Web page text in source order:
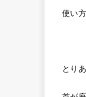
使い
とり